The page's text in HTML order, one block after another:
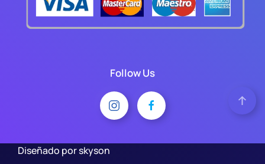
Follow Us
Diseñado por skyson